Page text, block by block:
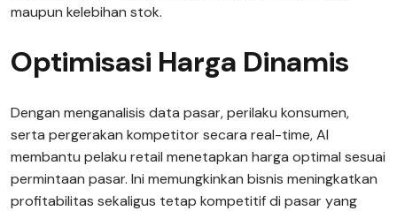
maupun kelebihan stok.
Optimisasi Harga Dinamis
Dengan menganalisis data pasar, perilaku konsumen,
serta pergerakan kompetitor secara real-time, AI
membantu pelaku retail menetapkan harga optimal sesuai
permintaan pasar. Ini memungkinkan bisnis meningkatkan
profitabilitas sekaligus tetap kompetitif di pasar yang